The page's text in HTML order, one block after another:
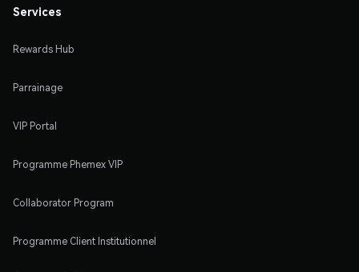
Services
Rewards Hub
Parrainage
VIP Portal
Programme Phemex VIP
Collaborator Program
Programme Client Institutionnel